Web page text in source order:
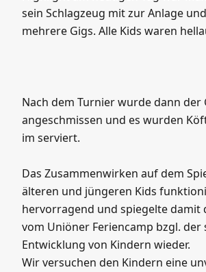
sein Schlagzeug mit zur Anlage
mehrere Gigs. Alle Kids waren
Nach dem Turnier wurde dann der
angeschmissen und es wurden
im serviert.
Das Zusammenwirken auf dem
älteren und jüngeren Kids
hervorragend und spiegelte damit
vom Uniöner Feriencamp bzgl. der
Entwicklung von Kindern wieder.
Wir versuchen den Kindern eine